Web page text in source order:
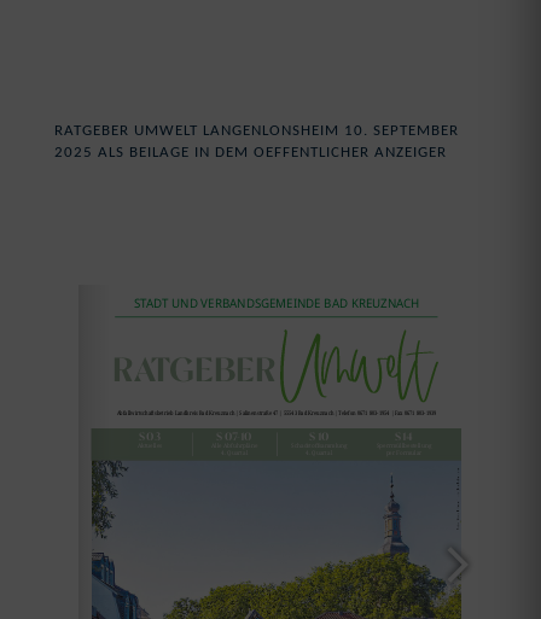
RATGEBER UMWELT LANGENLONSHEIM 10. SEPTEMBER
2025 ALS BEILAGE IN DEM OEFFENTLICHER ANZEIGER